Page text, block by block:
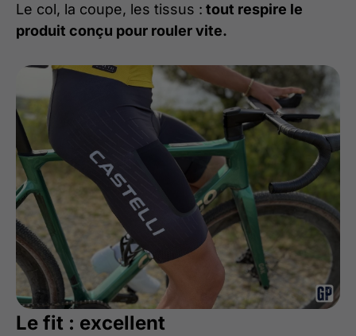
Le col, la coupe, les tissus : tout respire le
produit conçu pour rouler vite.
Le fit : excellent